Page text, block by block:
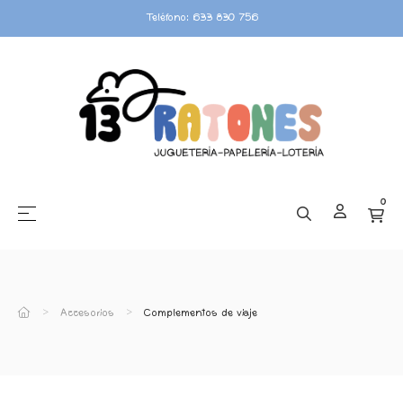
Teléfono: 633 830 756
Navegación de palanca
☰ 0
Accesorios Complementos de viaje